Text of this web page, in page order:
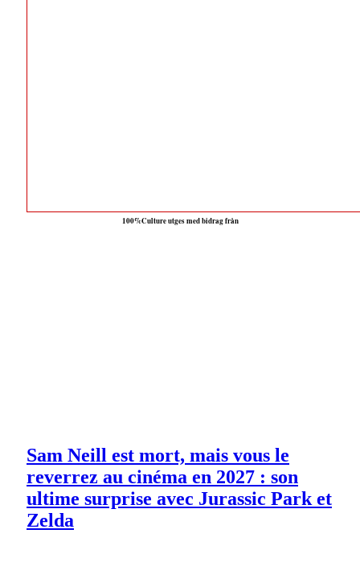
100%Culture utges med bidrag från
Sam Neill est mort, mais vous le
reverrez au cinéma en 2027 : son
ultime surprise avec Jurassic Park et
Zelda